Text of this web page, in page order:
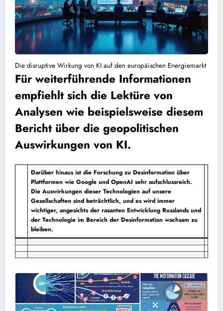
Die disruptive Wirkung von KI auf den europäischen Energiemarkt
Für weiterführende Informationen
empfiehlt sich die Lektüre von
Analysen wie beispielsweise diesem
Bericht über die geopolitischen
Auswirkungen von KI.
Darüber hinaus ist die Forschung zu Desinformation über
Plattformen wie Google und OpenAI sehr aufschlussreich.
Die Auswirkungen dieser Technologien auf unsere
Gesellschaften sind beträchtlich, und es wird immer
wichtiger, angesichts der rasanten Entwicklung Russlands und
der Technologie im Bereich der Desinformation wachsam zu
bleiben.